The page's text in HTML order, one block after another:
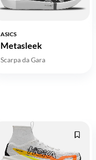
ASICS
Metasleek
Scarpa da Gara